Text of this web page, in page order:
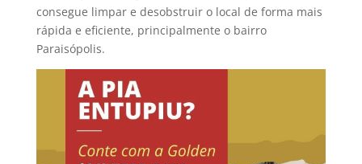
consegue limpar e desobstruir o local de forma mais
rápida e eficiente, principalmente o bairro
Paraisópolis.